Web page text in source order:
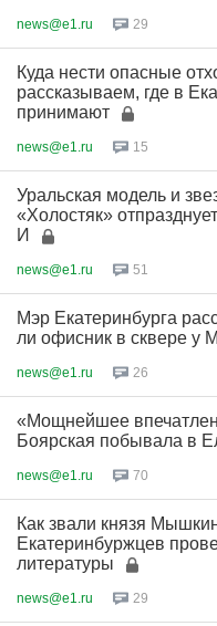
news@e1.ru 29
Куда нести опасные
рассказываем, где в
принимают
news@e1.ru 15
Уральская модель и
«Холостяк»
И
news@e1.ru 51
Мэр Екатеринбурга
ли офисник в сквере у
news@e1.ru 26
«Мощнейшее
Боярская побывала в
news@e1.ru 70
Как звали князя
Екатеринбуржцев
литературы
news@e1.ru 29